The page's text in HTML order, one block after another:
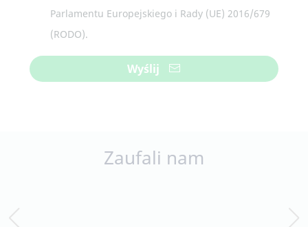
Parlamentu Europejskiego i Rady (UE) 2016/679
(RODO).
Wyślij
Zaufali nam